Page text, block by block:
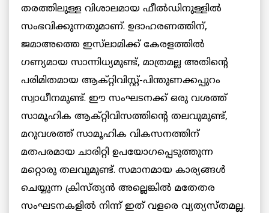
തരത്തിലുള്ള വിശാലമായ ഫീൽഡിനുള്ളിൽ
സംഭവിക്കുന്നതുമാണ്. ഉദാഹരണത്തിന്,
ജമാഅത്തെ ഇസ്‌ലാമിക്ക് കേരളത്തിൽ
ഗണ്യമായ സാന്നിധ്യമുണ്ട്, മാത്രമല്ല അതിന്റെ
പരിമിതമായ ആക്റ്റിവിസ്റ്റ്-പിന്തുണക്കപ്പുറം
സ്വാധീനമുണ്ട്. ഈ സംഘടനക്ക് ഒരു വശത്ത്
സാമൂഹിക ആക്റ്റിവിസത്തിന്റെ തലവുമുണ്ട്,
മറുവശത്ത് സാമൂഹിക വികസനത്തിന്
മതപരമായ ചാരിറ്റി ഉപയോഗപ്പെടുത്തുന്ന
മറ്റൊരു തലവുമുണ്ട്. സമാനമായ കാര്യങ്ങൾ
ചെയ്യുന്ന ക്രിസ്ത്യൻ അല്ലെങ്കിൽ മതേതര
സംഘടനകളിൽ നിന്ന് ഇത് വളരെ വ്യത്യസ്തമല്ല.